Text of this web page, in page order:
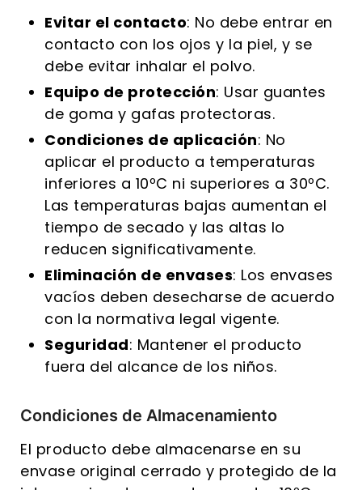
Evitar el contacto: No debe entrar en
contacto con los ojos y la piel, y se
debe evitar inhalar el polvo.
Equipo de protección: Usar guantes
de goma y gafas protectoras.
Condiciones de aplicación: No
aplicar el producto a temperaturas
inferiores a 10ºC ni superiores a 30ºC.
Las temperaturas bajas aumentan el
tiempo de secado y las altas lo
reducen significativamente.
Eliminación de envases: Los envases
vacíos deben desecharse de acuerdo
con la normativa legal vigente.
Seguridad: Mantener el producto
fuera del alcance de los niños.
Condiciones de Almacenamiento
El producto debe almacenarse en su
envase original cerrado y protegido de la